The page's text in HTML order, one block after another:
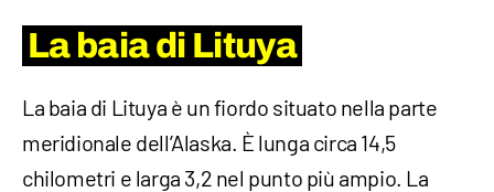
La baia di Lituya
La baia di Lituya è un fiordo situato nella parte
meridionale dell’Alaska. È lunga circa 14,5
chilometri e larga 3,2 nel punto più ampio. La